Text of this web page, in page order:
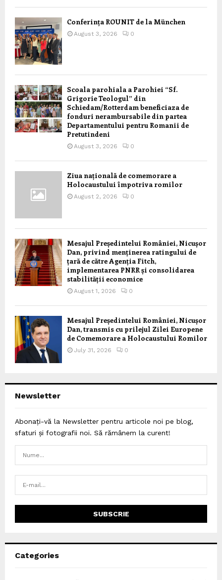
Conferința ROUNIT de la München
August 3, 2026 0
Scoala parohiala a Parohiei “Sf.
Grigorie Teologul” din
Schiedam/Rotterdam beneficiaza de
fonduri nerambursabile din partea
Departamentului pentru Romanii de
Pretutindeni
August 3, 2026 0
Ziua națională de comemorare a
Holocaustului împotriva romilor
August 2, 2026 0
Mesajul Președintelui României, Nicușor
Dan, privind menținerea ratingului de
țară de către Agenția Fitch,
implementarea PNRR și consolidarea
stabilității economice
August 1, 2026 0
Mesajul Președintelui României, Nicușor
Dan, transmis cu prilejul Zilei Europene
de Comemorare a Holocaustului Romilor
July 31, 2026 0
Newsletter
Abonați-vă la Newsletter pentru articole noi pe blog,
sfaturi și fotografii noi. Să rămânem la curent!
Categories